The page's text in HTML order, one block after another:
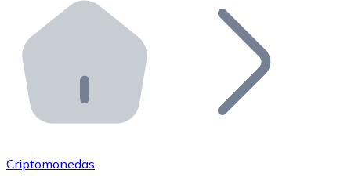
Bitnovo ATM
Integra un ATM Bitnovo en tu negocio y permite que
Bitnovo API
Integra nuestra API en tu ecosistema.
Únete a nuestra red de distribuidores.
Criptomonedas